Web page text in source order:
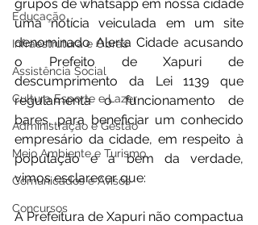
Educação
Infraestrutura e Obras
Assistência Social
Cultura Esporte e Lazer
Administração e Gestão
Meio Ambiente e Turismo
Comunicados e Avisos
Concursos
grupos de whatsapp em nossa cidade
uma notícia veiculada em um site
denominado Alerta Cidade acusando
o Prefeito de Xapuri de
descumprimento da Lei 1139 que
regulamenta o funcionamento de
bares, para beneficiar um conhecido
empresário da cidade, em respeito à
população e a bem da verdade,
vimos esclarecer que:
A Prefeitura de Xapuri não compactua